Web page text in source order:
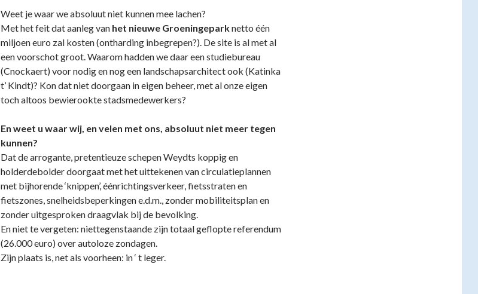
Weet je waar we absoluut niet kunnen mee lachen?
Met het feit dat aanleg van het nieuwe Groeningeparknetto één
miljoen euro zal kosten (ontharding inbegrepen?). De site is al met al
een voorschot groot. Waarom hadden we daar een studiebureau
(Cnockaert) voor nodig en nog een landschapsarchitect ook (Katinka
t’ Kindt)? Kon dat niet doorgaan in eigen beheer, met al onze eigen
toch altoos bewierookte stadsmedewerkers?
En weet u waar wij, en velen met ons, absoluut niet meer tegen
kunnen?
Dat de arrogante, pretentieuze schepen Weydts koppig en
holderdebolder doorgaat met het uittekenen van circulatieplannen
met bijhorende ‘knippen’, éénrichtingsverkeer, fietsstraten en
fietszones, snelheidsbeperkingen e.d.m., zonder mobiliteitsplan en
zonder uitgesproken draagvlak bij de bevolking.
En niet te vergeten: niettegenstaande zijn totaal geflopte referendum
(26.000 euro) over autoloze zondagen.
Zijn plaats is, net als voorheen: in ‘ t leger.